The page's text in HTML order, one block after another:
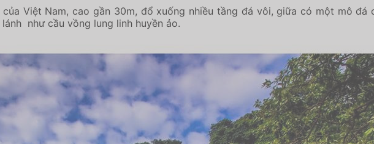
Việt Nam, cao gần 30m, đổ xuống nhiều tầng đá vôi, giữa có một mô đá
như cầu vồng lung linh huyền ảo.